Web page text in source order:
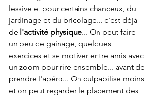
lessive et pour certains chanceux, du
jardinage et du bricolage... c'est déjà
de l'activité physique... On peut faire
un peu de gainage, quelques
exercices et se motiver entre amis avec
un zoom pour rire ensemble... avant de
prendre l'apéro... On culpabilise moins
et on peut regarder le placement des